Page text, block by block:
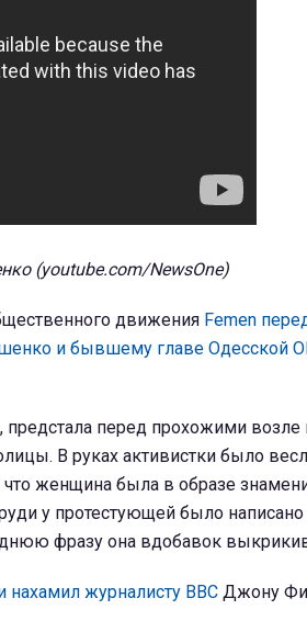
(youtube.com/NewsOne)
движения Femen
и бывшему главе Одесской
перед прохожими возле
В руках активистки было
женщина была в образе
у протестующей было написано
фразу она вдобавок
нахамил журналисту ВВС Джону